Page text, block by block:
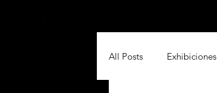
All Posts Exhibiciones